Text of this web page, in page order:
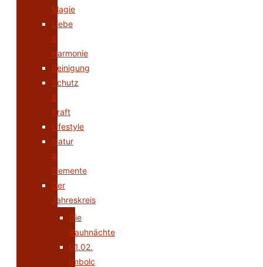
Magie
Liebe
&
Harmonie
Reinigung
Schutz
&
Kraft
Lifestyle
Natur
&
Elemente
Der
Jahreskreis
Die
Rauhnächte
01.02.
Imbolc